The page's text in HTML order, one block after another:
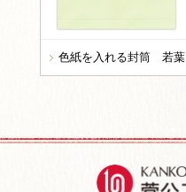
色紙を入れる封筒 若葉